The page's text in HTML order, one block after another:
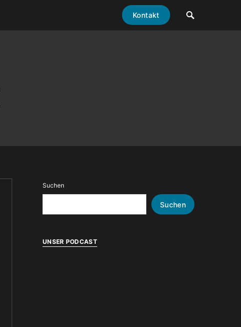
Kontakt
Suchen
Suchen
UNSER PODCAST